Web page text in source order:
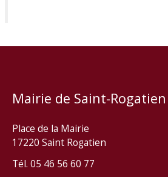
Mairie de Saint-Rogatien
Place de la Mairie
17220 Saint Rogatien
Tél. 05 46 56 60 77